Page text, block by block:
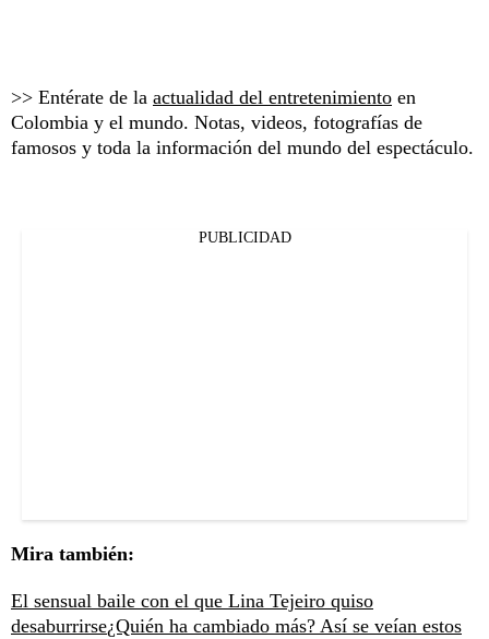
>> Entérate de la actualidad del entretenimiento en
Colombia y el mundo. Notas, videos, fotografías de
famosos y toda la información del mundo del espectáculo.
PUBLICIDAD
Mira también:
El sensual baile con el que Lina Tejeiro quiso
desaburrirse¿Quién ha cambiado más? Así se veían estos